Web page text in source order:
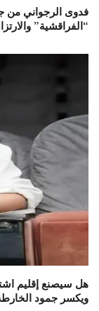
فدوى الرجواني من
“الفراقشية”
هل سيصنع إقليم
ويكسر جمود